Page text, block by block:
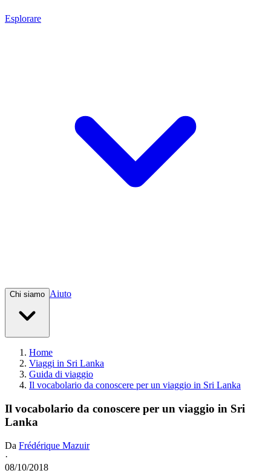
Esplorare
Chi siamo Aiuto
Home
Viaggi in Sri Lanka
Guida di viaggio
Il vocabolario da conoscere per un viaggio in Sri Lanka
Il vocabolario da conoscere per un viaggio in Sri
Lanka
Da Frédérique Mazuir
·
08/10/2018